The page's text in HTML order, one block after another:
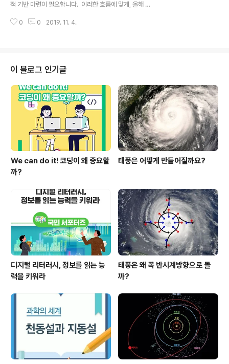
적 기반 마련이 필요합니다. ​ 이러한 흐름에 맞게, 올해 글
을 갖춘 미래인재 양성' 과 '모든 사람의 성장 기회 보장'을
인재포럼 #미래인재 #핵심역량 #성장기회 #한국직업능
력개발원
0 0 2019. 11. 4.
이 블로그 인기글
We can do it! 코딩이 왜 중요할
까?
태풍은 어떻게 만들어질까요?
디지털 리터러시, 정보를 읽는 능
력을 키워라
태풍은 왜 꼭 반시계방향으로 돌
까?